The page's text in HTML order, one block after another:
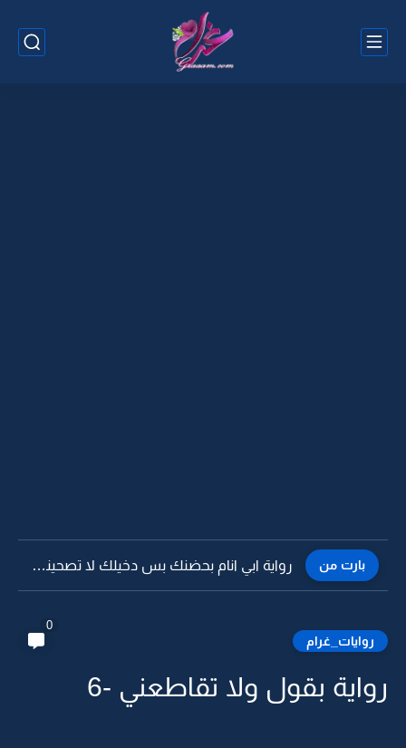
بارت من رواية ابي انام بحضنك بس دخيلك لا تصحيني -7
روايات_غرام
0
رواية بقول ولا تقاطعني -6